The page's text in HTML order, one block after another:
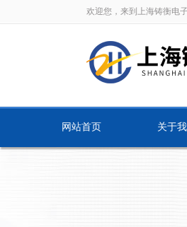
欢迎您，来到上海铸衡电
网站首页 关于